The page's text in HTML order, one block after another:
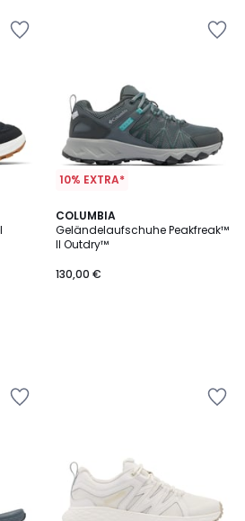
10% EXTRA*
COLUMBIA
Geländelaufschuhe Peakfreak™
II Outdry™
130,00 €